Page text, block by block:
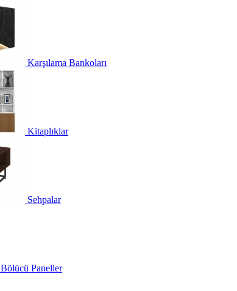
Karşılama Bankoları
Kitaplıklar
Sehpalar
Bölücü Paneller